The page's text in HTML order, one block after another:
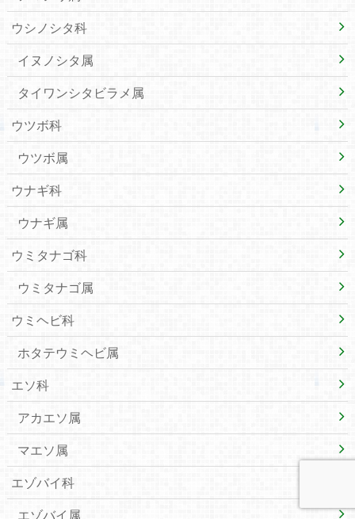
ウシノシタ科
イヌノシタ属
タイワンシタビラメ属
ウツボ科
ウツボ属
ウナギ科
ウナギ属
ウミタナゴ科
ウミタナゴ属
ウミヘビ科
ホタテウミヘビ属
エソ科
アカエソ属
マエソ属
エゾバイ科
エゾバイ属